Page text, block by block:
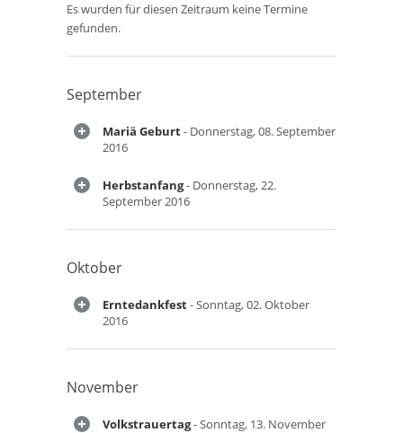
Es wurden für diesen Zeitraum keine Termine
gefunden.
September
Mariä Geburt- Donnerstag, 08. September
2016
Herbstanfang- Donnerstag, 22.
September 2016
Oktober
Erntedankfest- Sonntag, 02. Oktober
2016
November
Volkstrauertag- Sonntag, 13. November